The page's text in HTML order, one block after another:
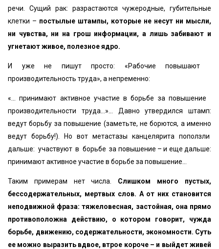
речи. Сущий рак: разрастаются чужеродные, губительные
клетки – постылые штампы, которые не несут ни мысли,
ни чувства, ни на грош информации, а лишь забивают и
угнетают живое, полезное ядро.
И уже не пишут просто: «Рабочие повышают
производительность труда», а непременно:
«… принимают активное участие в борьбе за повышение
производительности труда…»… Давно утвердился штамп:
ведут борьбу за повышение (заметьте, не борются, а именно
ведут борьбу!). Но вот метастазы канцелярита поползли
дальше: участвуют в борьбе за повышение – и еще дальше:
принимают активное участие в борьбе за повышение…
Таким примерам нет числа. Слишком много пустых,
бессодержательных, мертвых слов. А от них становится
неподвижной фраза: тяжеловесная, застойная, она прямо
противоположна действию, о котором говорит, чужда
борьбе, движению, содержательности, экономности. Суть
ее можно выразить вдвое, втрое короче – и выйдет живей